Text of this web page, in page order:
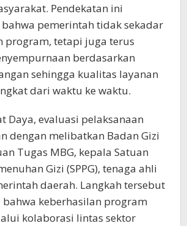
Pendekatan ini
pemerintah tidak sekadar
program, tetapi juga terus
berdasarkan
sehingga kualitas layanan
dari waktu ke waktu.
Daya, evaluasi pelaksanaan
dengan melibatkan Badan Gizi
Tugas MBG, kepala Satuan
Gizi (SPPG), tenaga ahli
daerah. Langkah tersebut
keberhasilan program
kolaborasi lintas sektor